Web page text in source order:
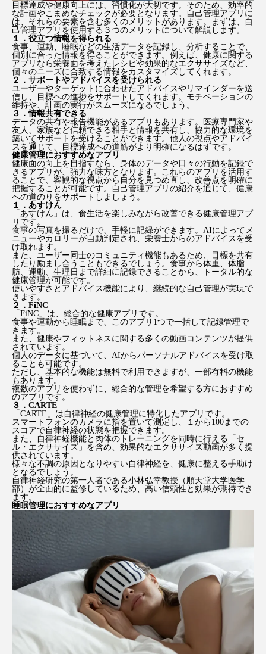
目標達成や健康向上には、習慣化が大切です。そのため、効率的
な計画やこまめなチェックが必要となります。自己管理アプリに
は、それらの要素を含む多くのメリットがあります。まずは、自
己管理アプリを使用する３つのメリットについて解説します。
１．役立つ情報を得られる
食事、運動、睡眠などの生活データを記録し、分析することで、
個別に合った情報を得ることができます。例えば、健康に関する
アプリなら栄養面を考えたレシピや効果的なエクササイズなど、
個々のニーズに合致する情報をカスタマイズしてくれます。
２．サポートやアドバイスを受けられる
ユーザーやターゲットに合わせたアドバイスやリマインダーを送
信し、目標への進捗をサポートしてくれます。モチベーションの
維持や、計画の実行がスムーズになるでしょう。
３．情報共有できる
データの共有や報告機能があるアプリもあります。医療専門家や
友人、家族など信頼できる相手と情報を共有し、協力的な環境を
築いてサポートを受けることができます。他人の視点やアドバイ
スを通じて、目標達成への道筋がより明確になるはずです。
健康管理におすすめなアプリ
健康面の向上を目指すなら、身体のデータや日々の行動を記録で
きるアプリが、強力な味方となります。これらのアプリを活用す
ることで、客観的な視点から自分を見つめ直し、改善点を明確に
把握することが可能です。自己管理アプリの紹介を通じて、健康
への道のりをサポートしましょう。
１．あすけん
「あすけん」は、食生活を楽しみながら改善できる健康管理アプ
リです。
食事の写真を撮るだけで、手軽に記録ができます。AIによってメ
ニューやカロリーが自動判定され、栄養士からのアドバイスを受
け取れます。
また、ユーザー同士のコミュニティ機能もあるため、目標を共有
したり励まし合うこともできるでしょう。食事から体重、体脂
肪、運動、生理日まで詳細に記録できることから、トータル的な
健康管理が可能です。
使いやすさとアドバイス機能により、継続的な自己管理が実現で
きます。
２．FiNC
「FiNC」は、総合的な健康アプリです。
食事や運動から睡眠まで、このアプリ1つで一括して記録管理で
きます。
また、健康やフィットネスに関する多くの動画コンテンツが提供
されています。
個人のデータに基づいて、AIからパーソナルアドバイスを受け取
ることも可能です。
ただし、基本的な機能は無料で利用できますが、一部有料の機能
もあります。
複数のアプリを使わずに、総合的な管理を希望する方におすすめ
のアプリです。
３．CARTE
「CARTE」は自律神経の健康管理に特化したアプリです。
スマートフォンのカメラに指を置いて測定し、１から100までの
スコアで自律神経の状態を把握できます。
また、自律神経機能と肉体のトレーニングを同時に行える「セ
ル・エクササイズ」を含め、効果的なエクササイズ動画が多く提
供されています。
様々な不調の原因となりやすい自律神経を、健康に整える手助け
となるでしょう。
自律神経研究の第一人者である小林弘幸教授（順天堂大学医学
部）が全面的に監修しているため、高い信頼性と効果が期待でき
ます。
睡眠管理におすすめなアプリ